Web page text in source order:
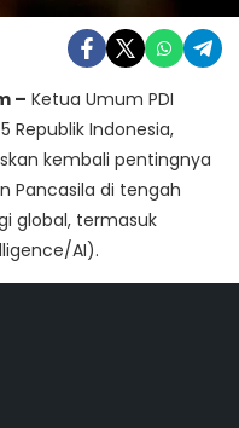
– Ketua Umum PDI
Republik Indonesia,
kembali pentingnya
Pancasila di tengah
global, termasuk
AI).